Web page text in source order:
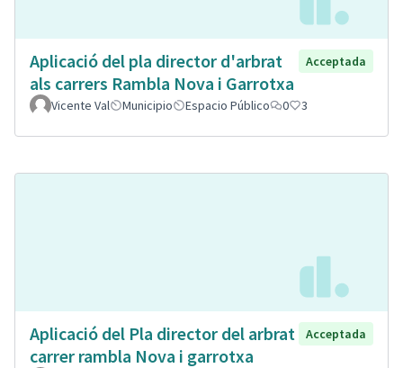
Aplicació del pla director d'arbrat
als carrers Rambla Nova i Garrotxa
Acceptada
Vicente Val Municipio Espacio Público 0 3
Aplicació del Pla director del arbrat
carrer rambla Nova i garrotxa
Acceptada